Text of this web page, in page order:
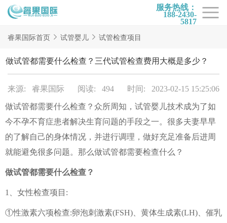
服务热线：
188-2430-
5817
首页
试管项目
试管百科
试管医院
睿果国际
睿果国际首页 试管婴儿 试管检查项目
做试管都需要什么检查？三代试管检查费用大概是多少？
来源: 睿果国际 阅读: 494 时间: 2023-02-15 15:25:06
做试管都需要什么检查？众所周知，试管婴儿技术成为了如
今不孕不育症患者解决生育问题的手段之一。很多夫妻早早
的了解自己的身体情况，并进行调理，做好充足准备后进周
就能避免很多问题。那么做试管都需要检查什么？
做试管都需要什么检查？
1、女性检查项目:
①性激素六项检查:卵泡刺激素(FSH)、黄体生成素(LH)、催乳